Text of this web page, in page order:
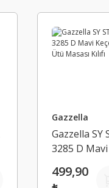
Gazzella
Gazzella SY
3285 D Mavi
Masası Kılıfı
499,90